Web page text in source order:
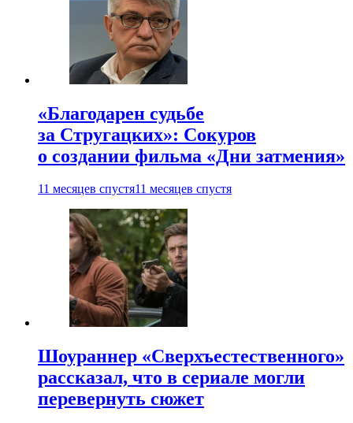
«Благодарен судьбе
за Стругацких»: Сокуров
о создании фильма «Дни затмения»
11 месяцев спустя11 месяцев спустя
Шоураннер «Сверхъестественного»
рассказал, что в сериале могли
перевернуть сюжет